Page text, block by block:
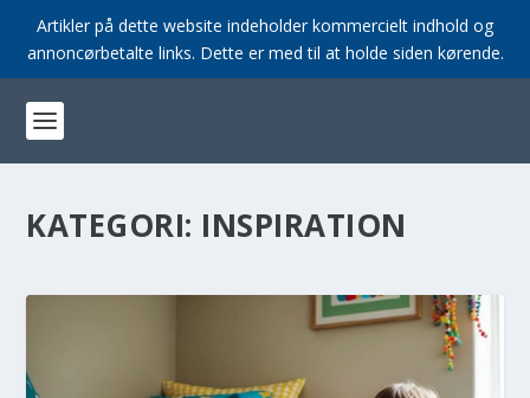
Artikler på dette website indeholder kommercielt indhold og
annoncørbetalte links. Dette er med til at holde siden kørende.
KATEGORI: INSPIRATION